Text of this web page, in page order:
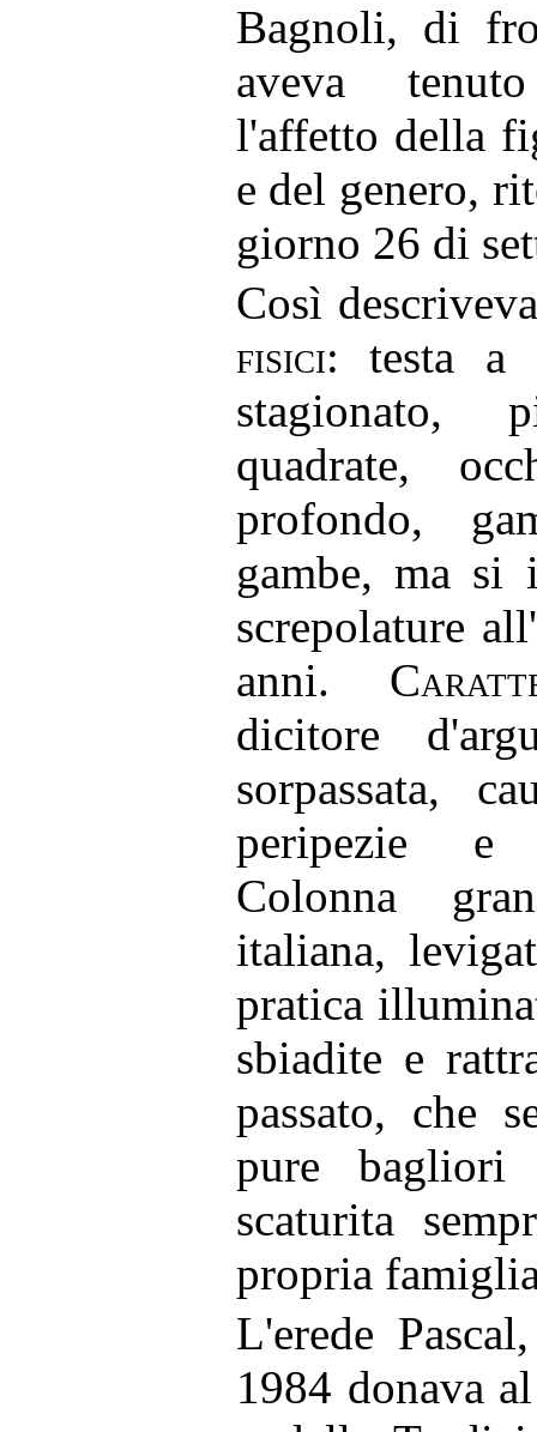
Bagnoli, di
aveva
l'affetto della
e del genero,
giorno 26 di
Così
fisici: testa a
stagionato,
quadrate,
profondo,
gambe, ma si
screpolature
anni.
dicitore
sorpassata,
peripezie e
Colonna
italiana,
pratica
sbiadite e
passato, che
pure
scaturita
propria
L'erede
1984 donava